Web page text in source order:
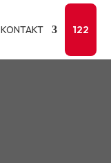
KONTAKT 122